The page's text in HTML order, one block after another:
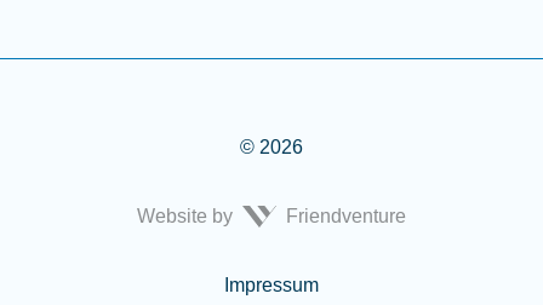
© 2026
Website by Friendventure
Impressum